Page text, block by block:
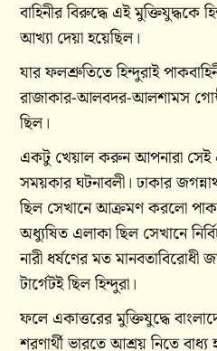
বাহিনীর বিরুদ্ধে এই মুক্তিযুদ্ধকে
আখ্যা দেয়া হয়েছিল।
যার ফলশ্রুতিতে হিন্দুরাই
রাজাকার-আলবদর-আলশামস
ছিল।
একটু খেয়াল করুন আপনারা সেই
সময়কার ঘটনাবলী। ঢাকার জগন্নাথ
ছিল সেখানে আক্রমণ করলো
অধ্যুষিত এলাকা ছিল সেখানে
নারী ধর্ষণের মত মানবতাবিরোধী
টার্গেটই ছিল হিন্দুরা।
ফলে একাত্তরের মুক্তিযুদ্ধে
শরণার্থী ভারতে আশ্রয় নিতে